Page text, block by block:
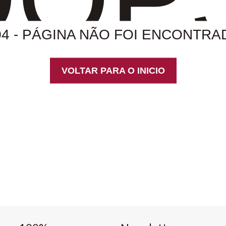
- PÁGINA NÃO FOI
VOLTAR PARA O INICIO